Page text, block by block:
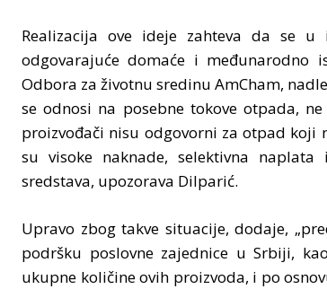
Realizacija ove ideje zahteva da se
odgovarajuće domaće i međunarodno
Odbora za životnu sredinu AmCham,
se odnosi na posebne tokove otpada,
proizvođači nisu odgovorni za otpad koji
su visoke naknade, selektivna
sredstava, upozorava Dilparić.
Upravo zbog takve situacije, dodaje,
podršku poslovne zajednice u Srbiji,
ukupne količine ovih proizvoda, i po